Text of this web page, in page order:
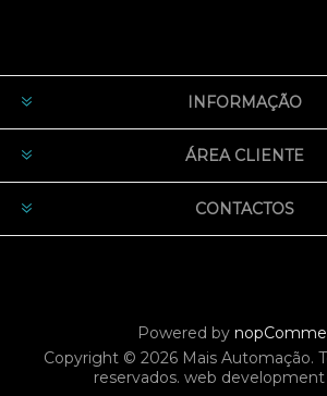
INFORMAÇÃO
ÁREA CLIENTE
CONTACTOS
Powered by
Copyright © 2026 Mais Automação.
reservados. web development